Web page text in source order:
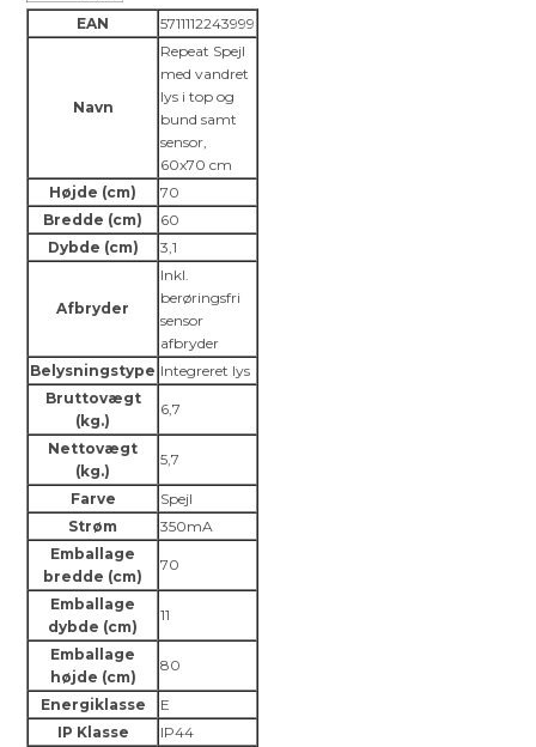
EAN 5711112243999
Navn
Repeat Spejl
med vandret
lys i top og
bund samt
sensor,
60x70 cm
Højde (cm)
70
Bredde (cm)
60
Dybde (cm)
3,1
Afbryder
Inkl.
berøringsfri
sensor
afbryder
Belysningstype Integreret lys
Bruttovægt
(kg.)
6,7
Nettovægt
(kg.)
5,7
Farve
Spejl
Strøm
350mA
Emballage
bredde (cm)
70
Emballage
dybde (cm)
11
Emballage
højde (cm)
80
Energiklasse
E
IP Klasse
IP44